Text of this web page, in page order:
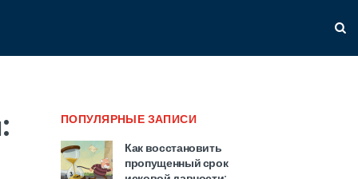
ПОПУЛЯРНЫЕ ЗАПИСИ
Как восстановить
пропущенный срок